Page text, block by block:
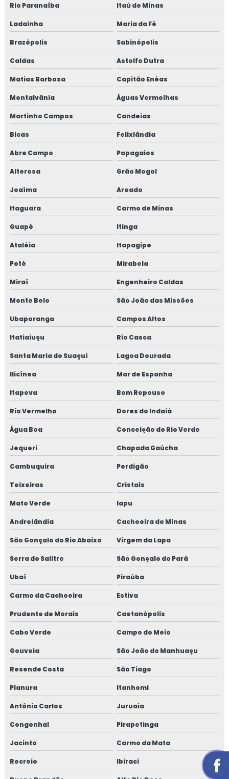
Rio Paranaíba Itaú de Minas
Ladainha Maria da Fé
Brazópolis Sabinópolis
Caldas Astolfo Dutra
Matias Barbosa Capitão Enéas
Montalvânia Águas Vermelhas
Martinho Campos Candeias
Bicas Felixlândia
Abre Campo Papagaios
Alterosa Grão Mogol
Joaíma Areado
Itaguara Carmo de Minas
Guapé Itinga
Ataléia Itapagipe
Poté Mirabela
Miraí Engenheiro Caldas
Monte Belo São João das Missões
Ubaporanga Campos Altos
Itatiaiuçu Rio Casca
Santa Maria do Suaçuí Lagoa Dourada
Ilicínea Mar de Espanha
Itapeva Bom Repouso
Rio Vermelho Dores do Indaiá
Água Boa Conceição do Rio Verde
Jequeri Chapada Gaúcha
Cambuquira Perdigão
Teixeiras Cristais
Mato Verde Iapu
Andrelândia Cachoeira de Minas
São Gonçalo do Rio Abaixo Virgem da Lapa
Serra do Salitre São Gonçalo do Pará
Ubaí Piraúba
Carmo da Cachoeira Estiva
Prudente de Morais Caetanópolis
Cabo Verde Campo do Meio
Gouveia São João do Manhuaçu
Resende Costa São Tiago
Planura Itanhomi
Antônio Carlos Juruaia
Congonhal Pirapetinga
Jacinto Carmo da Mata
Recreio Ibiraci